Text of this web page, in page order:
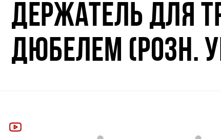
ДЕРЖАТЕЛЬ ДЛЯ
ДЮБЕЛЕМ (РОЗН.